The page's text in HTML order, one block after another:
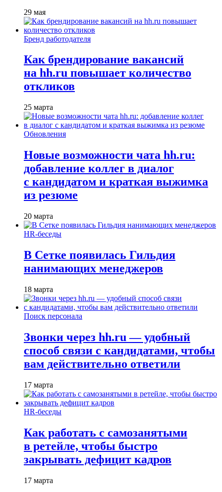
29 мая
Бренд работодателя
Как брендирование вакансий
на hh.ru повышает количество
откликов
25 марта
Обновления
Новые возможности чата hh.ru:
добавление коллег в диалог
с кандидатом и краткая выжимка
из резюме
20 марта
HR-беседы
В Сетке появилась Гильдия
нанимающих менеджеров
18 марта
Поиск персонала
Звонки через hh.ru — удобный
способ связи с кандидатами, чтобы
вам действительно ответили
17 марта
HR-беседы
Как работать с самозанятыми
в ретейле, чтобы быстро
закрывать дефицит кадров
17 марта